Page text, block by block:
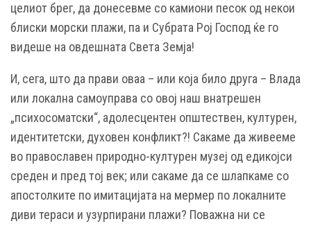
целиот брег, да донесевме со камиони песок од некои
блиски морски плажи, па и Субрата Рој Господ ќе го
видеше на овдешната Света Земја!
И, сега, што да прави оваа – или која било друга – Влада
или локална самоуправа со овој наш внатрешен
„психосоматски“, адолесцентен општествен, културен,
идентитетски, духовен конфликт?! Сакаме да живееме
во православен природно-културен музеј од едикојси
среден и пред тој век; или сакаме да се шлапкаме со
апостолките по имитацијата на мермер по локалните
диви тераси и узурпирани плажи? Поважна ни се